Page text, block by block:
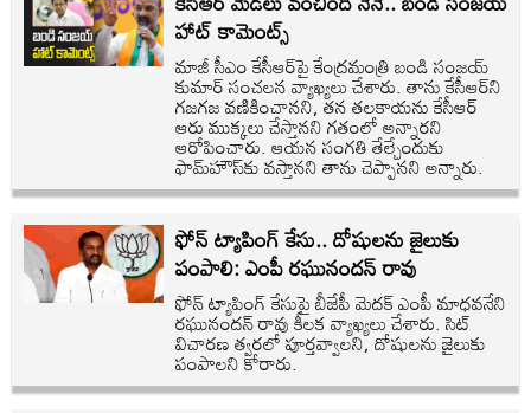
హాట్ కామెంట్స్
మాజీ సీఎం కేసీఆర్‌పై కేంద్రమంత్రి బండి సంజయ్
కుమార్ సంచలన వ్యాఖ్యలు చేశారు. తాను కేసీఆర్‌ని
గజగజ వణికించానని, తన తలకాయను కేసీఆర్
ఆరు ముక్కలు చేస్తానని గతంలో అన్నారని
ఆరోపించారు. ఆయన సంగతి తేల్చేందుకు
ఫామ్‌హౌస్‌కు వస్తానని తాను చెప్పానని అన్నారు.
ఫోన్ ట్యాపింగ్ కేసు.. దోషులను జైలుకు
పంపాలి: ఎంపీ రఘునందన్ రావు
ఫోన్ ట్యాపింగ్ కేసుపై బీజేపీ మెదక్ ఎంపీ మాధవనేని
రఘునందన్ రావు కీలక వ్యాఖ్యలు చేశారు. సిట్
విచారణ త్వరలో పూర్తవ్వాలని, దోషులను జైలుకు
పంపాలని కోరారు.